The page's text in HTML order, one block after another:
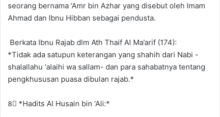
seorang bernama ‘Amr bin Azhar‏ ‏yang disebut oleh Imam
Ahmad dan Ibnu Hibban sebagai pendusta.
‌‏ ‏Berkata Ibnu Rajab dlm Ath Thaif Al Ma’arif (174):
*Tidak ada satupun keterangan yang shahih dari Nabi -
shalallahu ‘alaihi wa sallam- dan para sahabatnya tentang
pengkhususan puasa dibulan rajab.*
8⃣ *Hadits Al Husain bin ‘Ali:*